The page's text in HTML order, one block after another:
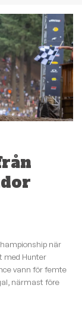
när
med Hunter
vann för femte
närmast före